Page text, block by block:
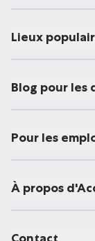
Lieux
Blog pour les
Pour les
À propos